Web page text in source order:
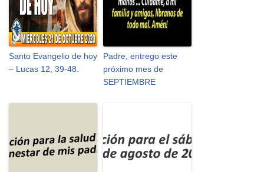
Santo Evangelio de hoy
– Lucas 12, 39-48.
Padre, entrego este
próximo mes de
SEPTIEMBRE